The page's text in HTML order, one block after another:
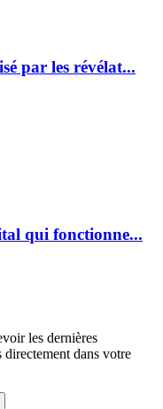
par les révélat...
qui fonctionne...
les dernières
directement dans votre